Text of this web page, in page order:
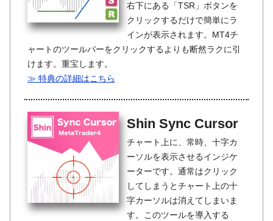
右下にある「TSR」ボタンを
クリックするだけで簡単にラ
インが表示されます。MT4チ
ャートのツールバーをクリックするよりも断然ラクに引
けます。重宝します。
≫ 特典の詳細はこちら
Shin Sync Cursor
チャート上に、常時、十字カ
ーソルを表示させるインジケ
ーターです。通常はクリック
してしまうとチャート上の十
字カーソルは消えてしまいま
す。このツールを導入する